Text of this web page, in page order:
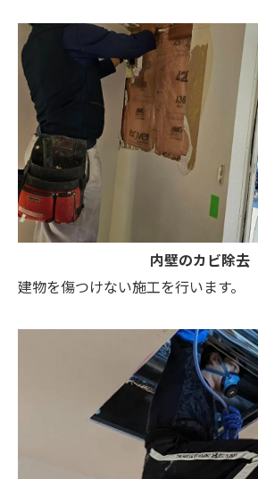
内壁のカビ除去
建物を傷つけない施工を行います。